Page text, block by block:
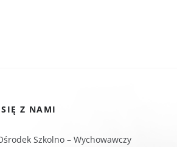
Z NAMI
Szkolno – Wychowawczy